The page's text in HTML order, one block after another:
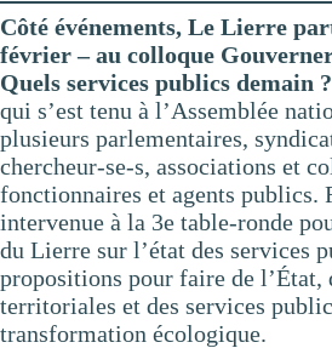
Côté événements, Le Lierre
février – au colloque
Quels services publics demain ?
qui s’est tenu à l’Assemblée
plusieurs parlementaires,
chercheur-se-s, associations et
fonctionnaires et agents publics.
intervenue à la 3e table-ronde
du Lierre sur l’état des services
propositions pour faire de l’État,
territoriales et des services
transformation écologique.